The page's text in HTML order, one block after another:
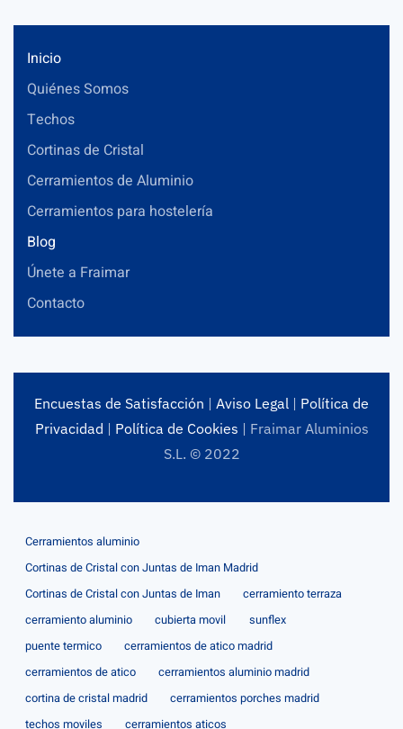
Inicio
Quiénes Somos
Techos
Cortinas de Cristal
Cerramientos de Aluminio
Cerramientos para hostelería
Blog
Únete a Fraimar
Contacto
Encuestas de Satisfacción | Aviso Legal | Política de
Privacidad | Política de Cookies | Fraimar Aluminios
S.L. © 2022
Cerramientos aluminio
Cortinas de Cristal con Juntas de Iman Madrid
Cortinas de Cristal con Juntas de Iman
cerramiento terraza
cerramiento aluminio
cubierta movil
sunflex
puente termico
cerramientos de atico madrid
cerramientos de atico
cerramientos aluminio madrid
cortina de cristal madrid
cerramientos porches madrid
techos moviles
cerramientos aticos